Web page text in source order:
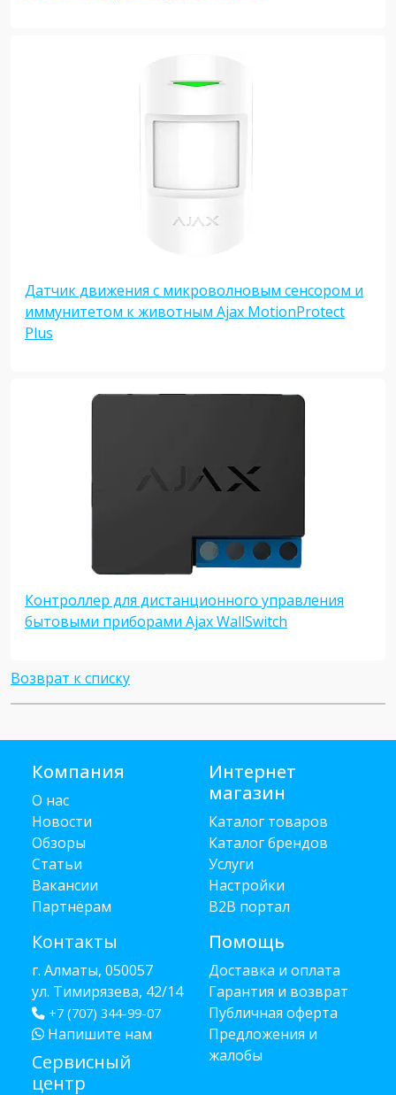
Датчик движения с микроволновым сенсором и
иммунитетом к животным Ajax MotionProtect
Plus
Контроллер для дистанционного управления
бытовыми приборами Ajax WallSwitch
Возврат к списку
Компания
О нас
Новости
Обзоры
Статьи
Вакансии
Партнёрам
Контакты
г. Алматы, 050057
ул. Тимирязева, 42/14
+7 (707) 344-99-07
Напишите нам
Сервисный
центр
Интернет
магазин
Каталог товаров
Каталог брендов
Услуги
Настройки
B2B портал
Помощь
Доставка и оплата
Гарантия и возврат
Публичная оферта
Предложения и
жалобы